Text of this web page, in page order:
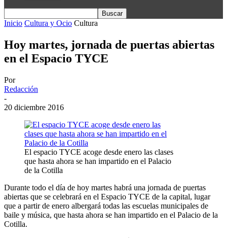
Inicio Cultura y Ocio Cultura
Hoy martes, jornada de puertas abiertas
en el Espacio TYCE
Por
Redacción
-
20 diciembre 2016
El espacio TYCE acoge desde enero las clases
que hasta ahora se han impartido en el Palacio
de la Cotilla
Durante todo el día de hoy martes habrá una jornada de puertas
abiertas que se celebrará en el Espacio TYCE de la capital, lugar
que a partir de enero albergará todas las escuelas municipales de
baile y música, que hasta ahora se han impartido en el Palacio de la
Cotilla.